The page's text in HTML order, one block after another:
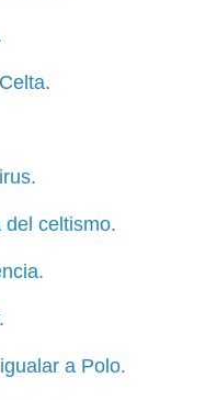
celtismo.
a Polo.